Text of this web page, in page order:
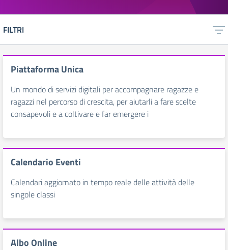
FILTRI
Piattaforma Unica
Un mondo di servizi digitali per accompagnare ragazze e
ragazzi nel percorso di crescita, per aiutarli a fare scelte
consapevoli e a coltivare e far emergere i
Calendario Eventi
Calendari aggiornato in tempo reale delle attività delle
singole classi
Albo Online